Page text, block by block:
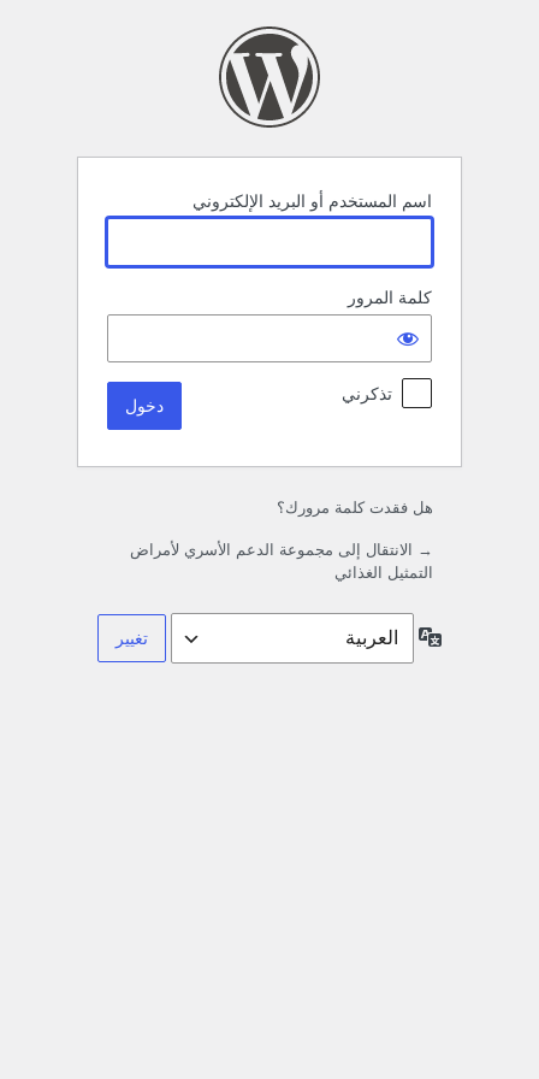
اسم المستخدم أو البريد الإلكتروني
كلمة المرور
تذكرني
هل فقدت كلمة مرورك؟
→ الانتقال إلى مجموعة الدعم الأسري لأمراض
التمثيل الغذائي
اللغة